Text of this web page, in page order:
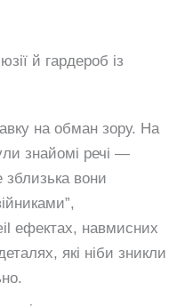
й гардероб із
на обман зору. На
знайомі речі —
зблизька вони
ефектах, навмисних
які ніби зникли